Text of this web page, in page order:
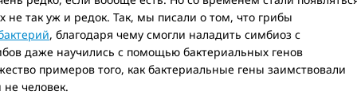
так уж и редок. Так, мы писали о том, что грибы
, благодаря чему смогли наладить симбиоз с
даже научились с помощью бактериальных генов
примеров того, как бактериальные гены заимствовали
человек.